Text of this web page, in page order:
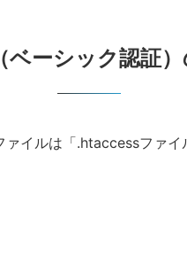
ベーシック認証
イルは「.htaccessファイ